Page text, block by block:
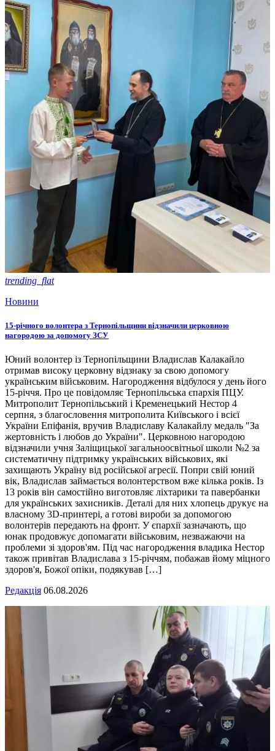
trending_flat
Новини
15-річного волонтера з Тернопільщини відзначили церковною
нагородою за допомогу ЗСУ
Юний волонтер із Тернопільщини Владислав Калакайло
отримав високу церковну відзнаку за свою допомогу
українським військовим. Нагородження відбулося у день його
15-річчя. Про це повідомляє Тернопільська єпархія ПЦУ.
Митрополит Тернопільський і Кременецький Нестор 4
серпня, з благословення митрополита Київського і всієї
України Епіфанія, вручив Владиславу Калакайлу медаль "За
жертовність і любов до України". Церковною нагородою
відзначили учня Заліщицької загальноосвітньої школи №2 за
систематичну підтримку українських військових, які
захищають Україну від російської агресії. Попри свій юний
вік, Владислав займається волонтерством вже кілька років. Із
13 років він самостійно виготовляє ліхтарики та павербанки
для українських захисників. Деталі для них хлопець друкує на
власному 3D-принтері, а готові вироби за допомогою
волонтерів передають на фронт. У єпархії зазначають, що
юнак продовжує допомагати військовим, незважаючи на
проблеми зі здоров'ям. Під час нагородження владика Нестор
також привітав Владислава з 15-річчям, побажав йому міцного
здоров'я, Божої опіки, подякував […]
Редакція 06.08.2026